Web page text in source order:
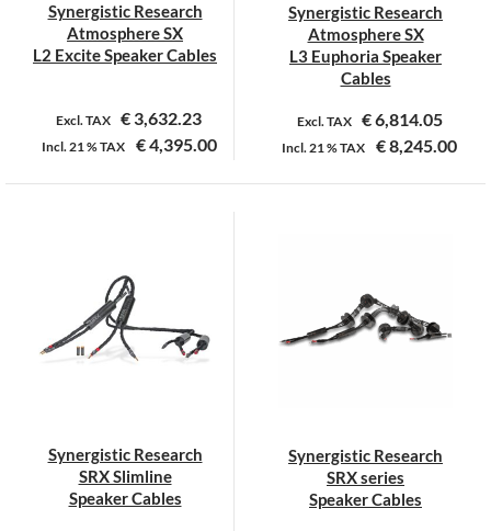
de
productpagina
de
productpagina
Synergistic Research
Atmosphere SX
L2 Excite Speaker Cables
Excl. TAX € 3,632.23
Incl.21 %TAX €4,395.00
Dit
variaties.
Deze
optie
kan
de
productpagina
Synergistic Research
Atmosphere SX
L3 Euphoria Speaker
Cables
Excl. TAX €6,814.05
Incl.21 %TAX €8,245.00
Dit
variaties.
Deze
optie
de
productpagina
Synergistic Research
SRX Slimline
Speaker Cables
Synergistic Research
SRX series
Speaker Cables